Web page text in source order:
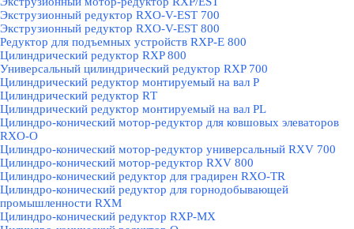
Экструзионный редуктор RXO-V-EST 700
Экструзионный редуктор RXO-V-EST 800
Редуктор для подъемных устройств RXP-E 800
Цилиндрический редуктор RXP 800
Универсальный цилиндрический редуктор RXP 700
Цилиндрический редуктор монтируемый на вал Р
Цилиндрический редуктор RТ
Цилиндрический редуктор монтируемый на вал РL
Цилиндро-конический мотор-редуктор для ковшовых элеваторов
RXO-O
Цилиндро-конический мотор-редуктор универсальный RXV 700
Цилиндро-конический мотор-редуктор RXV 800
Цилиндро-конический редуктор для градирен RXO-TR
Цилиндро-конический редуктор для горнодобывающей
промышленности RXМ
Цилиндро-конический редуктор RXP-MX